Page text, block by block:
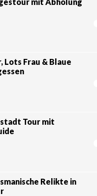
Lots Frau & Blaue
Tour mit
Relikte in